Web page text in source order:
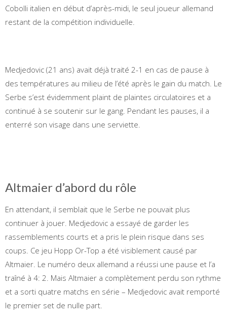
Cobolli italien en début d’après-midi, le seul joueur allemand
restant de la compétition individuelle.
Medjedovic (21 ans) avait déjà traité 2-1 en cas de pause à
des températures au milieu de l’été après le gain du match. Le
Serbe s’est évidemment plaint de plaintes circulatoires et a
continué à se soutenir sur le gang. Pendant les pauses, il a
enterré son visage dans une serviette.
Altmaier d’abord du rôle
En attendant, il semblait que le Serbe ne pouvait plus
continuer à jouer. Medjedovic a essayé de garder les
rassemblements courts et a pris le plein risque dans ses
coups. Ce jeu Hopp Or-Top a été visiblement causé par
Altmaier. Le numéro deux allemand a réussi une pause et l’a
traîné à 4: 2. Mais Altmaier a complètement perdu son rythme
et a sorti quatre matchs en série – Medjedovic avait remporté
le premier set de nulle part.